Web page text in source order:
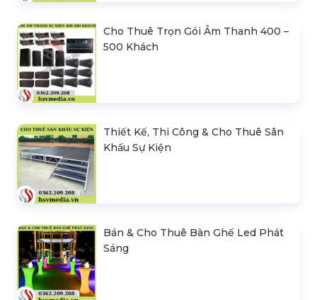
Cho Thuê Trọn Gói Âm Thanh 400 –
500 Khách
Thiết Kế, Thi Công & Cho Thuê Sân
Khấu Sự Kiện
Bán & Cho Thuê Bàn Ghế Led Phát
Sáng